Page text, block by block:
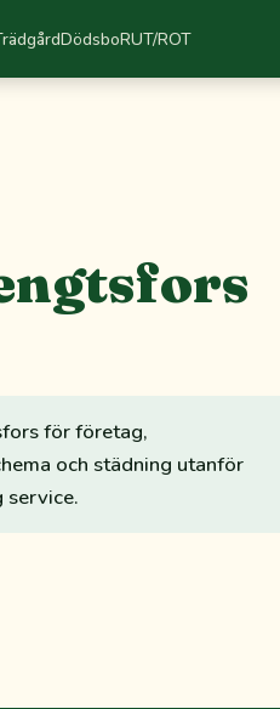
DödsboRUT/ROT
för företag,
och städning utanför